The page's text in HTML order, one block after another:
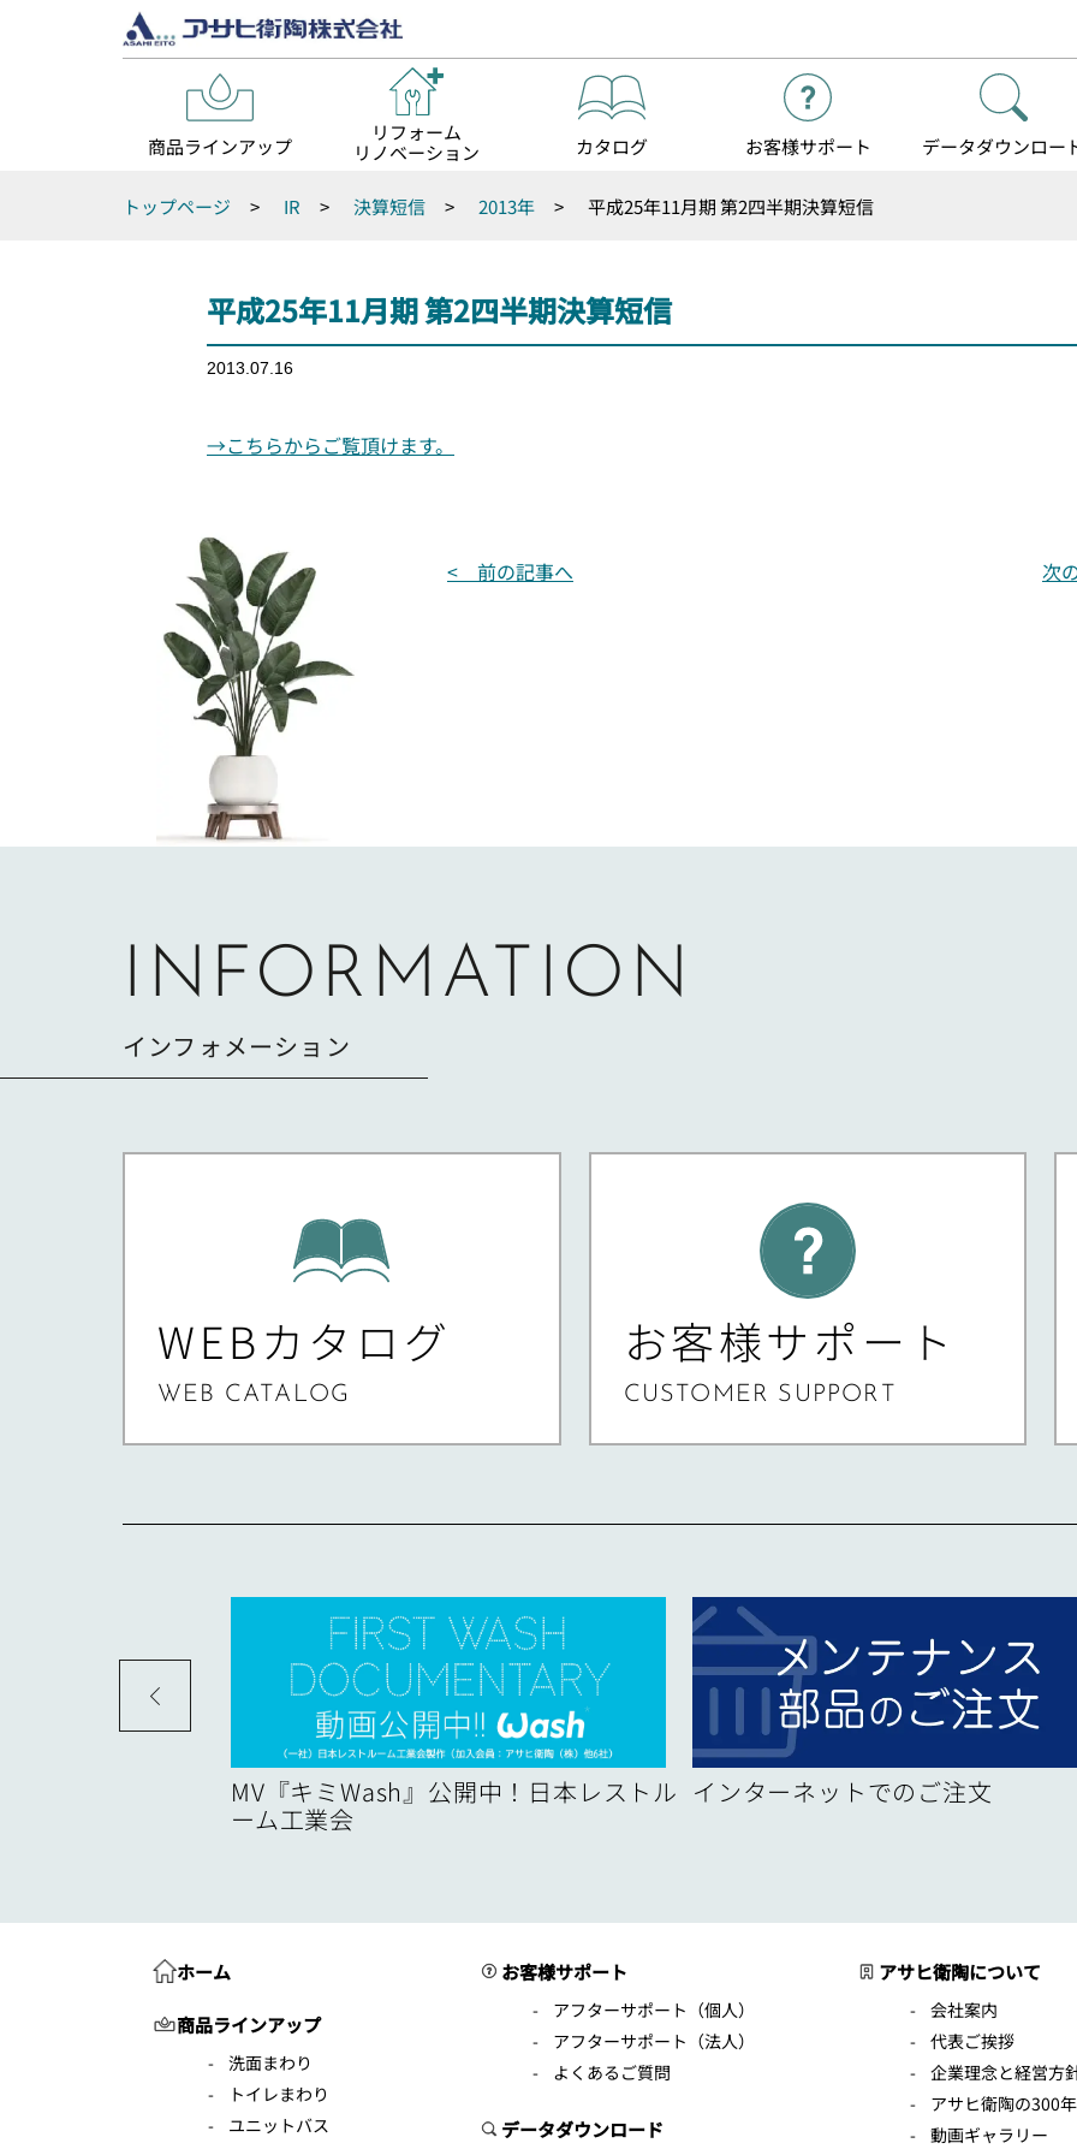
商品ラインアップ
リフォーム
リノベーション
カタログ お客様サポート データダウンロー
トップページ > IR > 決算短信 > 2013年 > 平成25年11月期 第2四半期決算短信
平成25年11月期 第2四半期決算短信
2013.07.16
→こちらからご覧頂けます。
投
稿
ナ
ビ
ゲ
ー
シ
ョ
< 前の記事へ 次
INFORMATION
インフォメーション
WEBカタログ
WEB CATALOG
お客様サポート
CUSTOMER SUPPORT
MV『キミWash』公開中！日本レストル
ーム工業会
インターネットでのご注文
ホーム
商品ラインアップ
洗面まわり
トイレまわり
ユニットバス
お客様サポート
アフターサポート（個人）
アフターサポート（法人）
よくあるご質問
データダウンロード
アサヒ衛陶について
会社案内
代表ご挨拶
企業理念と経営方
アサヒ衛陶の300
動画ギャラリー